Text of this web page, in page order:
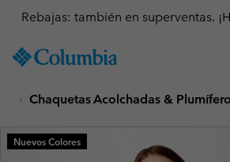
TO
SKIP
MAIN
NAV
Rebajas: también en superventas.
Chaquetas Acolchadas &
Nuevos Colores